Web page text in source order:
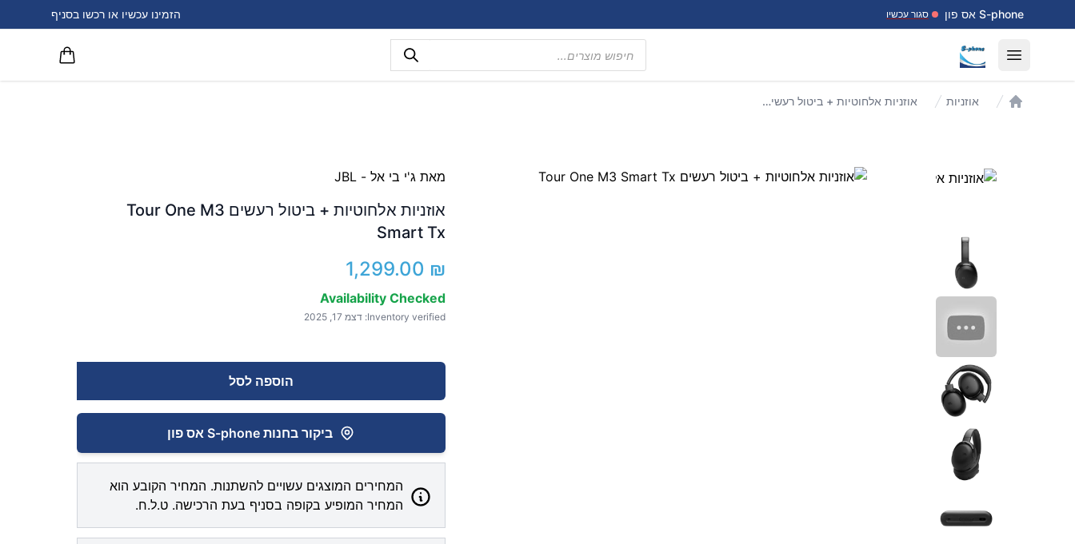
לדלג לתוכןS-phone אס פון סגור עכשיו הזמינו עכשיו או רכשו בסניף
Open menu
Products
search
אוזניות אוזניות אלחוטיות + ביטול רעשים Tour One M3 Smart Tx
מאת ג'י בי אל - JBL
אוזניות אלחוטיות + ביטול רעשים Tour One M3
Smart Tx
1,299.00 ₪
Availability Checked
Inventory verified: דצמ 17, 2025
הוספה לסל
ביקור בחנות S-phone אס פון
המחירים המוצגים עשויים להשתנות. המחיר הקובע הוא
המחיר המופיע בקופה בסניף בעת הרכישה. ט.ל.ח.